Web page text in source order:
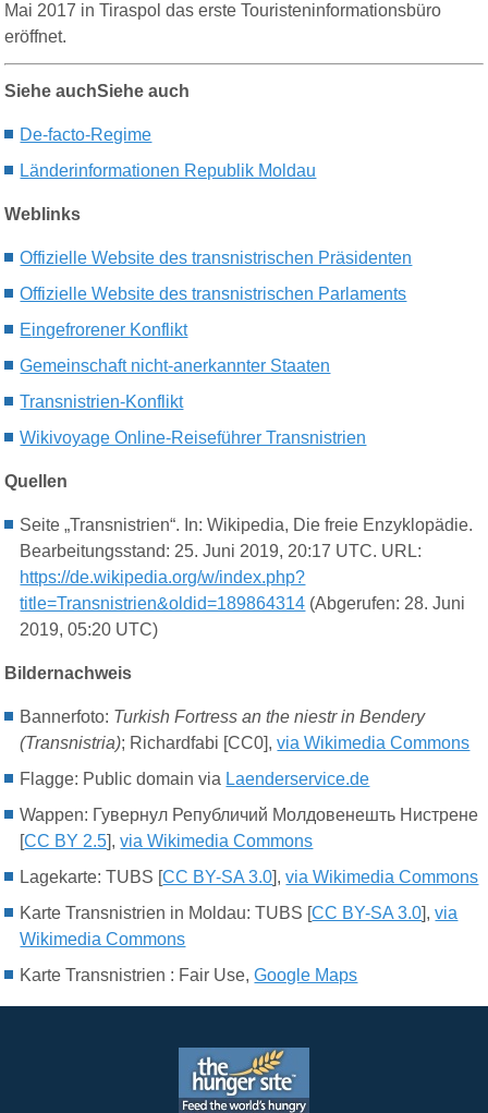
Mai 2017 in Tiraspol das erste Touristeninformationsbüro
eröffnet.
Siehe auchSiehe auch
De‑facto‑Regime
Länderinformationen Republik Moldau
Weblinks
Offizielle Website des transnistrischen Präsidenten
Offizielle Website des transnistrischen Parlaments
Eingefrorener Konflikt
Gemeinschaft nicht-anerkannter Staaten
Transnistrien-Konflikt
Wikivoyage Online-Reiseführer Transnistrien
Quellen
Seite „Transnistrien“. In: Wikipedia, Die freie Enzyklopädie.
Bearbeitungsstand: 25. Juni 2019, 20:17 UTC. URL:
https://de.wikipedia.org/w/index.php?
title=Transnistrien&oldid=189864314 (Abgerufen: 28. Juni
2019, 05:20 UTC)
Bildernachweis
Bannerfoto: Turkish Fortress an the niestr in Bendery
(Transnistria); Richardfabi [CC0],via Wikimedia Commons
Flagge: Public domain via Laenderservice.de
Wappen: Гувернул Републичий Молдовенешть Нистрене
[CC BY 2.5],via Wikimedia Commons
Lagekarte: TUBS [CC BY-SA 3.0],via Wikimedia Commons
Karte Transnistrien in Moldau: TUBS [CC BY-SA 3.0],via
Wikimedia Commons
Karte Transnistrien : Fair Use,Google Maps